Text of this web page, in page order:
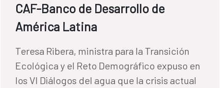
CAF-Banco de Desarrollo de
América Latina
Teresa Ribera, ministra para la Transición
Ecológica y el Reto Demográfico expuso en
los VI Diálogos del agua que la crisis actual